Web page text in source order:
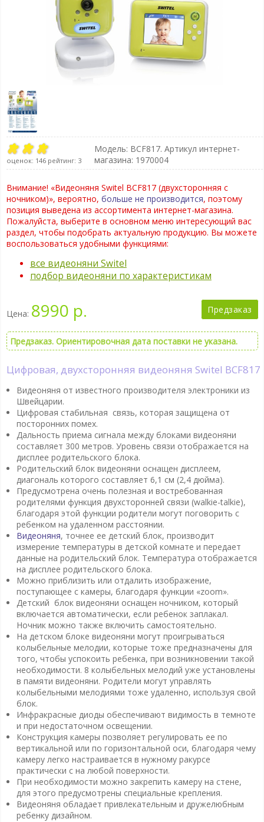
оценок: 146рейтинг: 3
Модель: BCF817. Артикул интернет-
магазина: 1970004
Внимание! «Видеоняня Switel BCF817 (двухсторонняя с
ночником)», вероятно, больше не производится, поэтому
позиция выведена из ассортимента интернет-магазина.
Пожалуйста, выберите в основном меню интересующий вас
раздел, чтобы подобрать актуальную продукцию. Вы можете
воспользоваться удобными функциями:
все видеоняни Switel
подбор видеоняни по характеристикам
Цена: 8990 р. Предзаказ
Предзаказ. Ориентировочная дата поставки не указана.
Цифровая, двухсторонняя видеоняня Switel BCF817
Видеоняня от известного производителя электроники из
Швейцарии.
Цифровая стабильная связь, которая защищена от
посторонних помех.
Дальность приема сигнала между блоками видеоняни
составляет 300 метров. Уровень связи отображается на
дисплее родительского блока.
Родительский блок видеоняни оснащен дисплеем,
диагональ которого составляет 6,1 см (2,4 дюйма).
Предусмотрена очень полезная и востребованная
родителями функция двухсторонней связи (walkie-talkie),
благодаря этой функции родители могут поговорить с
ребенком на удаленном расстоянии.
Видеоняня, точнее ее детский блок, производит
измерение температуры в детской комнате и передает
данные на родительский блок. Температура отображается
на дисплее родительского блока.
Можно приблизить или отдалить изображение,
поступающее с камеры, благодаря функции «zoom».
Детский блок видеоняни оснащен ночником, который
включается автоматически, если ребенок заплакал.
Ночник можно также включить самостоятельно.
На детском блоке видеоняни могут проигрываться
колыбельные мелодии, которые тоже предназначены для
того, чтобы успокоить ребенка, при возникновении такой
необходимости. 8 колыбельных мелодий уже установлены
в памяти видеоняни. Родители могут управлять
колыбельными мелодиями тоже удаленно, используя свой
блок.
Инфракрасные диоды обеспечивают видимость в темноте
и при недостаточном освещении.
Конструкция камеры позволяет регулировать ее по
вертикальной или по горизонтальной оси, благодаря чему
камеру легко настраивается в нужному ракурсе
практически с на любой поверхности.
При необходимости можно закрепить камеру на стене,
для этого предусмотрены специальные крепления.
Видеоняня обладает привлекательным и дружелюбным
ребенку дизайном.